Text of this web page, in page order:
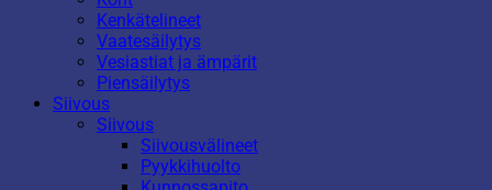
Kenkätelineet
Vaatesäilytys
Vesiastiat ja ämpärit
Piensäilytys
Siivous
Siivous
Siivousvälineet
Pyykkihuolto